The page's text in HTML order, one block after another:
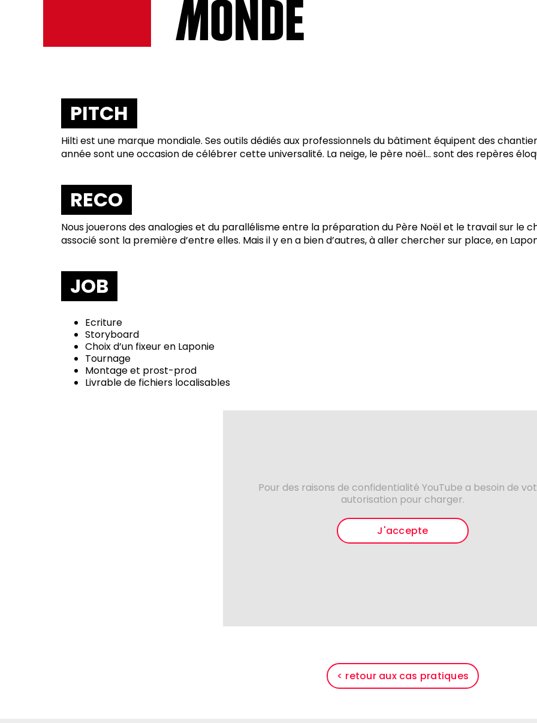
MONDE
PITCH
Hilti est une marque mondiale. Ses outils dédiés aux professionnels du bâtiment équipent des
année sont une occasion de célébrer cette universalité. La neige, le père noël… sont des repères
RECO
Nous jouerons des analogies et du parallélisme entre la préparation du Père Noël et le travail sur le
associé sont la première d’entre elles. Mais il y en a bien d’autres, à aller chercher sur place, en
JOB
Ecriture
Storyboard
Choix d’un fixeur en Laponie
Tournage
Montage et prost-prod
Livrable de fichiers localisables
Pour des raisons de confidentialité YouTube a besoin de
autorisation pour charger.
J'accepte
< retour aux cas pratiques